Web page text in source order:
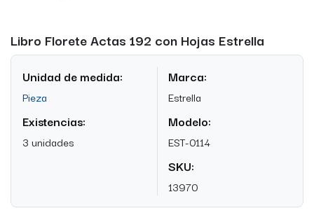
Libro Florete Actas 192 con Hojas Estrella
Unidad de medida:
Pieza
Existencias:
3 unidades
Marca:
Estrella
Modelo:
EST-0114
SKU:
13970